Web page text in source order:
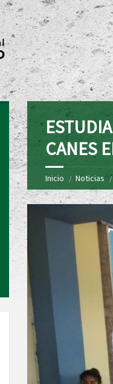
CANES
Inicio Noticias